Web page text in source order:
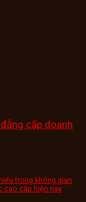
cấp doanh
trong không gian
cao cấp hiện nay